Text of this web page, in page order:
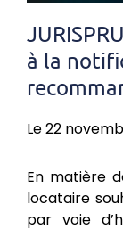
à la
Le 22
En matière
locataire
par voie